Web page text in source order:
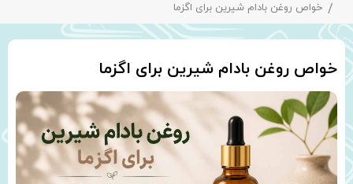
خواص روغن بادام شیرین برای اگزما
خواص روغن بادام شیرین برای اگزما